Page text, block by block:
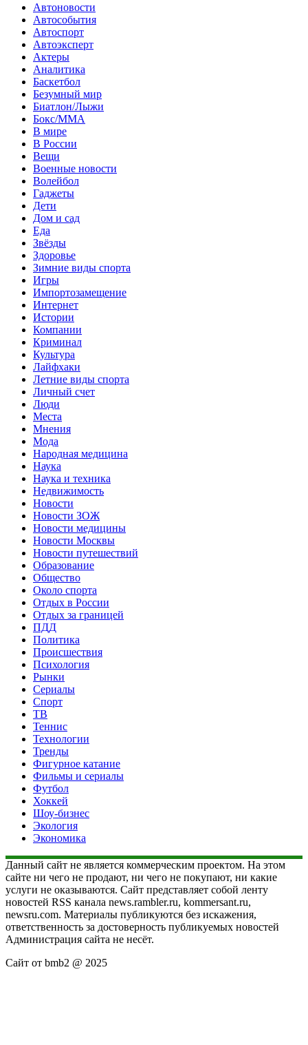
Автоновости
Автособытия
Автоспорт
Автоэксперт
Актеры
Аналитика
Баскетбол
Безумный мир
Биатлон/Лыжи
Бокс/MMA
В мире
В России
Вещи
Военные новости
Волейбол
Гаджеты
Дети
Дом и сад
Еда
Звёзды
Здоровье
Зимние виды спорта
Игры
Импортозамещение
Интернет
Истории
Компании
Криминал
Культура
Лайфхаки
Летние виды спорта
Личный счет
Люди
Места
Мнения
Мода
Народная медицина
Наука
Наука и техника
Недвижимость
Новости
Новости ЗОЖ
Новости медицины
Новости Москвы
Новости путешествий
Образование
Общество
Около спорта
Отдых в России
Отдых за границей
ПДД
Политика
Происшествия
Психология
Рынки
Сериалы
Спорт
ТВ
Теннис
Технологии
Тренды
Фигурное катание
Фильмы и сериалы
Футбол
Хоккей
Шоу-бизнес
Экология
Экономика
Данный сайт не является коммерческим проектом. На этом
сайте ни чего не продают, ни чего не покупают, ни какие
услуги не оказываются. Сайт представляет собой ленту
новостей RSS канала news.rambler.ru, kommersant.ru,
newsru.com. Материалы публикуются без искажения,
ответственность за достоверность публикуемых новостей
Администрация сайта не несёт.
Сайт от bmb2 @ 2025